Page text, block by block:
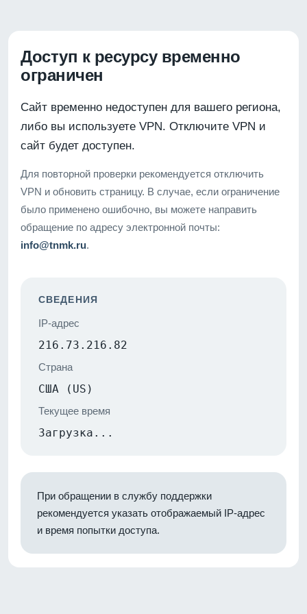
Доступ к ресурсу временно
ограничен
Сайт временно недоступен для вашего региона,
либо вы используете VPN. Отключите VPN и
сайт будет доступен.
Для повторной проверки рекомендуется отключить
VPN и обновить страницу. В случае, если ограничение
было применено ошибочно, вы можете направить
обращение по адресу электронной почты:
info@tnmk.ru.
СВЕДЕНИЯ
IP-адрес
216.73.216.82
Страна
США (US)
Текущее время
Загрузка...
При обращении в службу поддержки
рекомендуется указать отображаемый IP-адрес
и время попытки доступа.